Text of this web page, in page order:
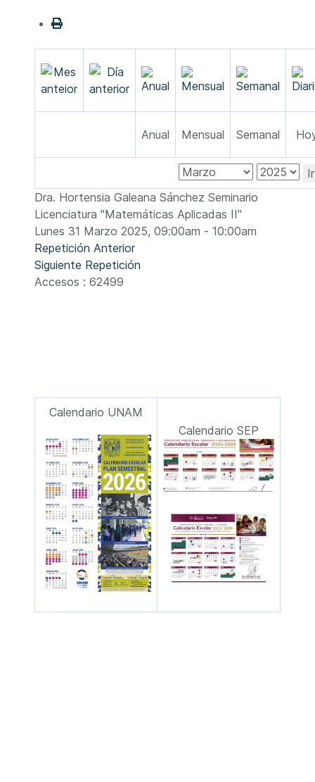
Anual Mensual Semanal
Dra. Hortensia Galeana Sánchez Seminario
Licenciatura "Matemáticas Aplicadas II"
Lunes 31 Marzo 2025, 09:00am - 10:00am
Repetición Anterior
Siguiente Repetición
Accesos : 62499
Calendario UNAM
Calendario SEP